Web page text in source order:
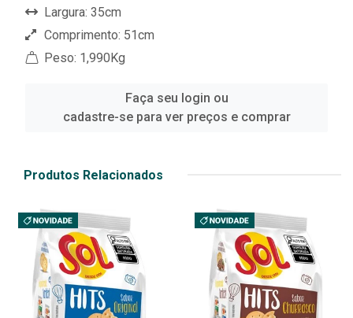
Largura: 35cm
Comprimento: 51cm
Peso: 1,990Kg
Faça seu login ou
cadastre-se para ver preços e comprar
Produtos Relacionados